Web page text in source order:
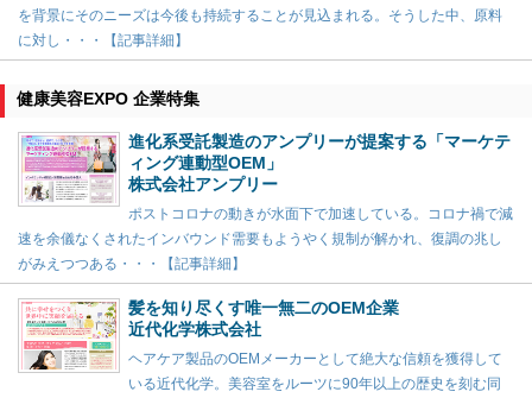
を背景にそのニーズは今後も持続することが見込まれる。そうした中、原料
に対し・・・【記事詳細】
健康美容EXPO 企業特集
進化系受託製造のアンプリーが提案する「マーケテ
ィング連動型OEM」
株式会社アンプリー
ポストコロナの動きが水面下で加速している。コロナ禍で減
速を余儀なくされたインバウンド需要もようやく規制が解かれ、復調の兆し
がみえつつある・・・【記事詳細】
髪を知り尽くす唯一無二のOEM企業
近代化学株式会社
ヘアケア製品のOEMメーカーとして絶大な信頼を獲得して
いる近代化学。美容室をルーツに90年以上の歴史を刻む同